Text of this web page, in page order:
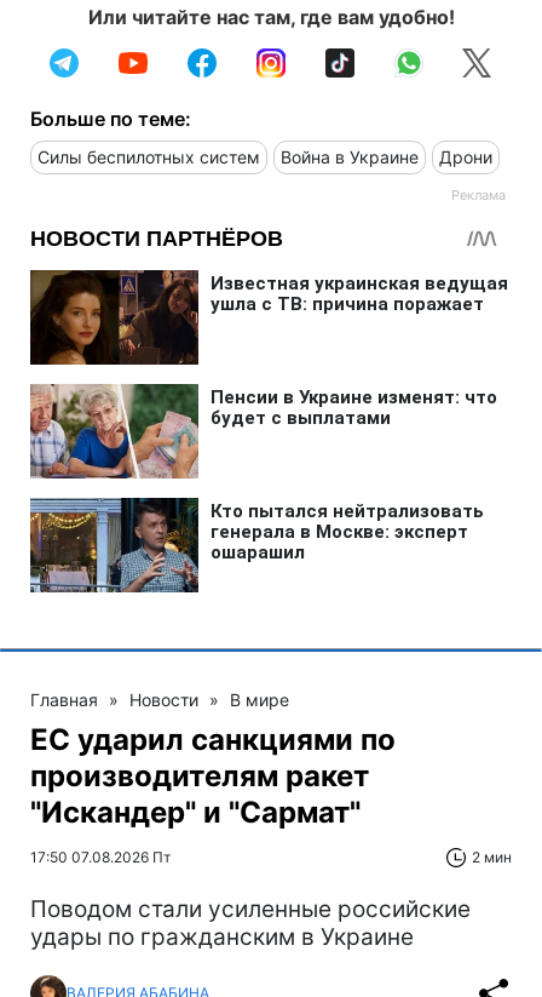
Или читайте нас там, где вам удобно!
Больше по теме:
Силы беспилотных систем Война в Украине Дрони
Главная » Новости » В мире
ЕС ударил санкциями по
производителям ракет
"Искандер" и "Сармат"
17:50 07.08.2026 Пт 2 мин
Поводом стали усиленные российские
удары по гражданским в Украине
ВАЛЕРИЯ АБАБИНА